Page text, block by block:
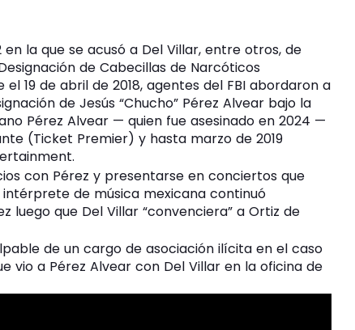
la que se acusó a Del Villar, entre otros, de
de Cabecillas de Narcóticos
19 de abril de 2018, agentes del FBI abordaron a
de Jesús “Chucho” Pérez Alvear bajo la
Pérez Alvear — quien fue asesinado en 2024 —
(Ticket Premier) y hasta marzo de 2019
con Pérez y presentarse en conciertos que
de música mexicana continuó
luego que Del Villar “convenciera” a Ortiz de
de un cargo de asociación ilícita en el caso
vio a Pérez Alvear con Del Villar en la oficina de